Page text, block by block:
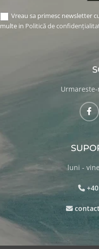
Vreau sa primesc newsletter
multe in Politică de
luni -